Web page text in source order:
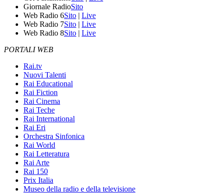
Giornale RadioSito
Web Radio 6Sito | Live
Web Radio 7Sito | Live
Web Radio 8Sito | Live
PORTALI WEB
Rai.tv
Nuovi Talenti
Rai Educational
Rai Fiction
Rai Cinema
Rai Teche
Rai International
Rai Eri
Orchestra Sinfonica
Rai World
Rai Letteratura
Rai Arte
Rai 150
Prix Italia
Museo della radio e della televisione